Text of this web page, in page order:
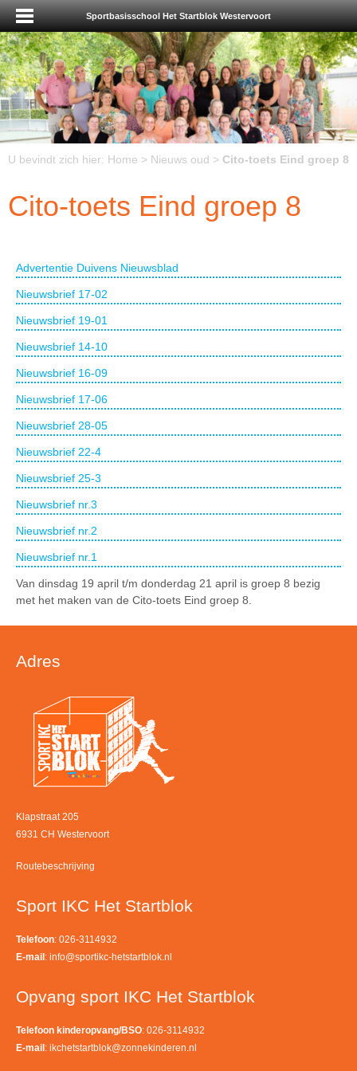
Sportbasisschool Het Startblok Westervoort
U bevindt zich hier: Home > Nieuws oud > Cito-toets Eind groep 8
Cito-toets Eind groep 8
Advertentie Duivens Nieuwsblad
Nieuwsbrief 17-02
Nieuwsbrief 19-01
Nieuwsbrief 14-10
Nieuwsbrief 16-09
Nieuwsbrief 17-06
Nieuwsbrief 28-05
Nieuwsbrief 22-4
Nieuwsbrief 25-3
Nieuwsbrief nr.3
Nieuwsbrief nr.2
Nieuwsbrief nr.1
Van dinsdag 19 april t/m donderdag 21 april is groep 8 bezig
met het maken van de Cito-toets Eind groep 8.
Adres
Klapstraat 205
6931 CH Westervoort
Routebeschrijving
Sport IKC Het Startblok
Telefoon: 026-3114932
E-mail : info@sportikc-hetstartblok.nl
Opvang sport IKC Het Startblok
Telefoon kinderopvang/BSO: 026-3114932
E-mail : ikchetstartblok@zonnekinderen.nl